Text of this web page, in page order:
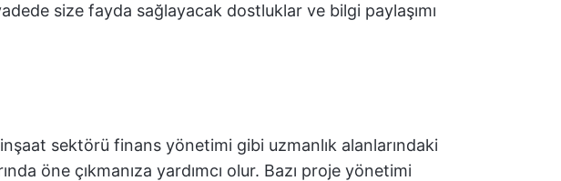
size fayda sağlayacak dostluklar ve bilgi paylaşımı
sektörü finans yönetimi gibi uzmanlık alanlarındaki
öne çıkmanıza yardımcı olur. Bazı proje yönetimi